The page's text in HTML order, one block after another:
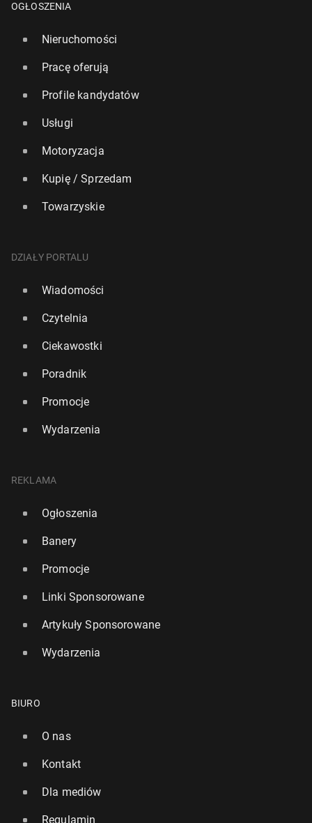
OGŁOSZENIA
Nieruchomości
Pracę oferują
Profile kandydatów
Usługi
Motoryzacja
Kupię / Sprzedam
Towarzyskie
DZIAŁY PORTALU
Wiadomości
Czytelnia
Ciekawostki
Poradnik
Promocje
Wydarzenia
REKLAMA
Ogłoszenia
Banery
Promocje
Linki Sponsorowane
Artykuły Sponsorowane
Wydarzenia
BIURO
O nas
Kontakt
Dla mediów
Regulamin